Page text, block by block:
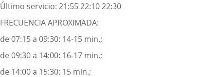
Último servicio: 21:55 22:10 22:30
FRECUENCIA APROXIMADA:
de 07:15 a 09:30: 14-15 min.;
de 09:30 a 14:00: 16-17 min.;
de 14:00 a 15:30: 15 min.;